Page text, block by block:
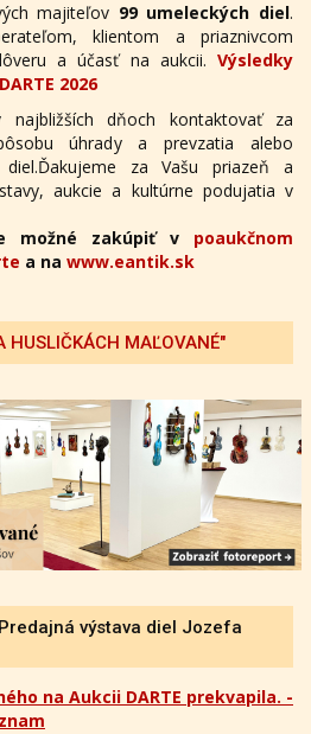
majiteľov 99 umeleckých diel.
klientom a priaznivcom
a účasť na aukcii. Výsledky
2026
najbližších dňoch kontaktovať za
úhrady a prevzatia alebo
diel.Ďakujeme za Vašu priazeň a
aukcie a kultúrne podujatia v
možné zakúpiť v poaukčnom
a na www.eantik.sk
HUSLIČKÁCH MAĽOVANÉ"
Predajná výstava diel Jozefa
na Aukcii DARTE prekvapila. -